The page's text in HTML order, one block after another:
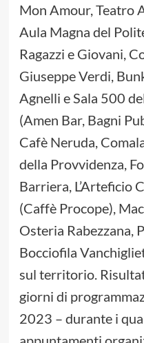
Mon Amour, Teatro
Aula Magna del
Ragazzi e Giovani,
Giuseppe Verdi,
Agnelli e Sala 500
(Amen Bar, Bagni
Cafè Neruda,
della Provvidenza,
Barriera, L’Arteficio
(Caffè Procope),
Osteria Rabezzana,
Bocciofila
sul territorio.
giorni di
2023 – durante i